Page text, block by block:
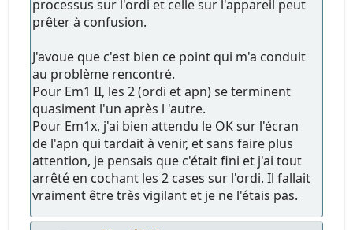
processus sur l'ordi et celle sur l'appareil peut
prêter à confusion.
J'avoue que c'est bien ce point qui m'a conduit
au problème rencontré.
Pour Em1 II, les 2 (ordi et apn) se terminent
quasiment l'un après l 'autre.
Pour Em1x, j'ai bien attendu le OK sur l'écran
de l'apn qui tardait à venir, et sans faire plus
attention, je pensais que c'était fini et j'ai tout
arrêté en cochant les 2 cases sur l'ordi. Il fallait
vraiment être très vigilant et je ne l'étais pas.